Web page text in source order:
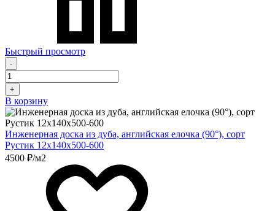
Быстрый просмотр
-
+
В корзину
Инженерная доска из дуба, английская елочка (90°), сорт
Рустик 12х140х500-600
4500 ₽/м2